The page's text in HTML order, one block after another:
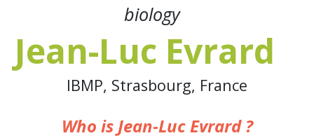
biology
Jean-Luc Evrard
IBMP, Strasbourg, France
Who is Jean-Luc Evrard ?